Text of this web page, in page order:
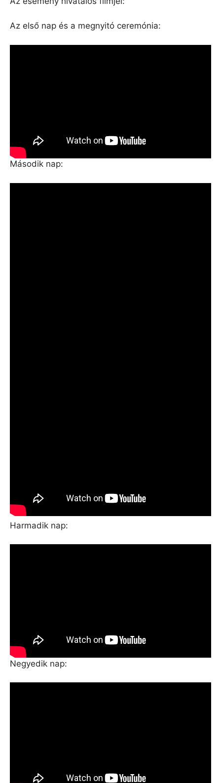
Az első nap és a megnyitó ceremónia:
Második nap:
Harmadik nap:
Negyedik nap: